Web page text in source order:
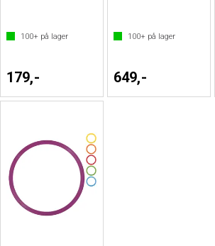
100+ på lager
179,-
100+ på lager
649,-